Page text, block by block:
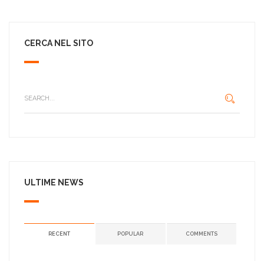
CERCA NEL SITO
ULTIME NEWS
RECENT POPULAR COMMENTS